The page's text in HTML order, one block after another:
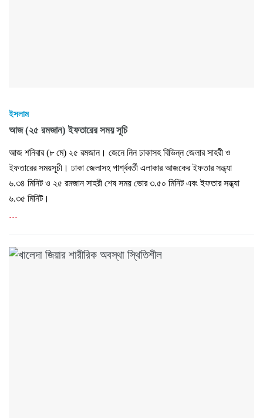
ইসলাম
আজ (২৫ রমজান) ইফতারের সময় সূচি​
​​​​আজ শনিবার (৮ মে) ২৫ রমজান। জেনে নিন ঢাকাসহ বিভিন্ন জেলার সাহরী ও
ইফতারের সময়সূচী। ঢাকা জেলাসহ পার্শ্ববর্তী এলাকার আজকের ইফতার সন্ধ্যা
৬.৩৪ মিনিট ও ২৫ রমজান সাহরী শেষ সময় ভোর ৩.৫০ মিনিট এবং ইফতার সন্ধ্যা
৬.৩৫ মিনিট।
...